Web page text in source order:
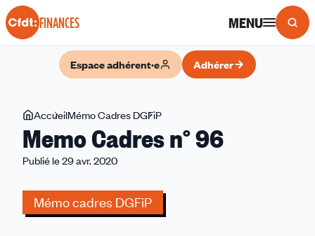
Panneau de gestion des cookies
FINANCES MENU
Espace adhérent·e Adhérer
Vous
êtes
ici
AccueilMémo Cadres DGFiP
Cadres
Memo Cadres n° 96
Publié le 29 avr. 2020
Mémo cadres DGFiP